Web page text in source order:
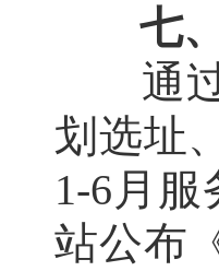
七
通
划选址
1-6月
站公布